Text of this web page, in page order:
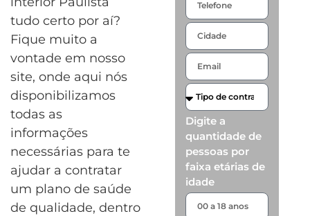
tudo certo por aí?
Fique muito a
vontade em nosso
site, onde aqui nós
disponibilizamos
todas as
informações
necessárias para te
ajudar a contratar
um plano de saúde
de qualidade, dentro
Digite a
quantidade de
pessoas por
faixa etárias de
idade